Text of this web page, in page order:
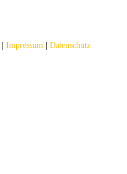
Impressum Datenschutz